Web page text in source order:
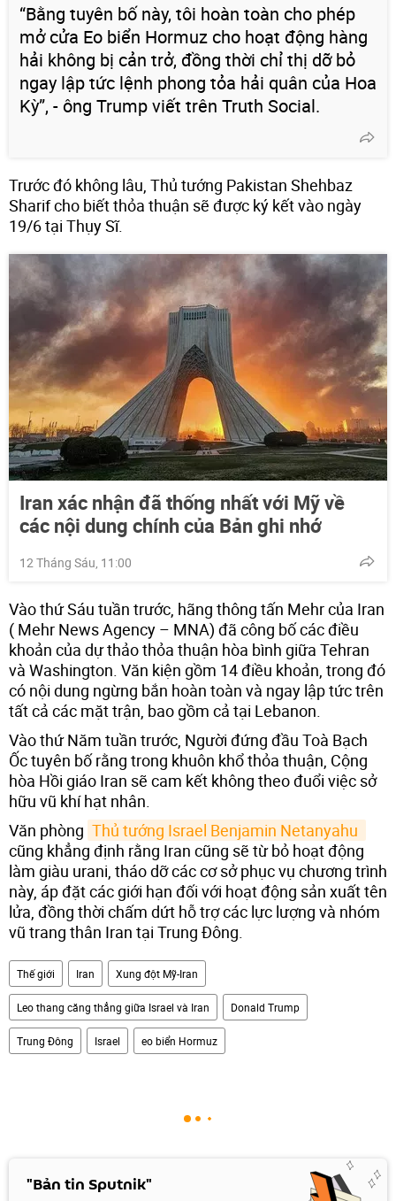
“Bằng tuyên bố này, tôi hoàn toàn cho phép
mở cửa Eo biển Hormuz cho hoạt động hàng
hải không bị cản trở, đồng thời chỉ thị dỡ bỏ
ngay lập tức lệnh phong tỏa hải quân của Hoa
Kỳ”, - ông Trump viết trên Truth Social.
Trước đó không lâu, Thủ tướng Pakistan Shehbaz
Sharif cho biết thỏa thuận sẽ được ký kết vào ngày
19/6 tại Thụy Sĩ.
Iran xác nhận đã thống nhất với Mỹ về
các nội dung chính của Bản ghi nhớ
12 Tháng Sáu, 11:00
Vào thứ Sáu tuần trước, hãng thông tấn Mehr của Iran
( Mehr News Agency – MNA) đã công bố các điều
khoản của dự thảo thỏa thuận hòa bình giữa Tehran
và Washington. Văn kiện gồm 14 điều khoản, trong đó
có nội dung ngừng bắn hoàn toàn và ngay lập tức trên
tất cả các mặt trận, bao gồm cả tại Lebanon.
Vào thứ Năm tuần trước, Người đứng đầu Toà Bạch
Ốc tuyên bố rằng trong khuôn khổ thỏa thuận, Cộng
hòa Hồi giáo Iran sẽ cam kết không theo đuổi việc sở
hữu vũ khí hạt nhân.
Văn phòng
cũng khẳng định rằng Iran cũng sẽ từ bỏ hoạt động
làm giàu urani, tháo dỡ các cơ sở phục vụ chương trình
này, áp đặt các giới hạn đối với hoạt động sản xuất tên
lửa, đồng thời chấm dứt hỗ trợ các lực lượng và nhóm
vũ trang thân Iran tại Trung Đông.
Thế giới Iran Xung đột Mỹ-Iran
Leo thang căng thẳng giữa Israel và Iran Donald Trump
Trung Đông Israel eo biển Hormuz
"Bản tin Sputnik"